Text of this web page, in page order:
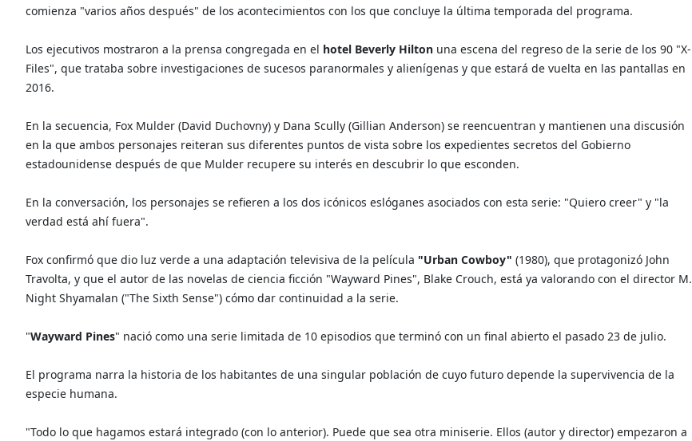
comienza "varios años después" de los acontecimientos con los que concluye la última temporada del programa.
Los ejecutivos mostraron a la prensa congregada en el hotel Beverly Hilton una escena del regreso de la serie de los 90 "X-
Files", que trataba sobre investigaciones de sucesos paranormales y alienígenas y que estará de vuelta en las pantallas en
2016.
En la secuencia, Fox Mulder (David Duchovny) y Dana Scully (Gillian Anderson) se reencuentran y mantienen una discusión
en la que ambos personajes reiteran sus diferentes puntos de vista sobre los expedientes secretos del Gobierno
estadounidense después de que Mulder recupere su interés en descubrir lo que esconden.
En la conversación, los personajes se refieren a los dos icónicos eslóganes asociados con esta serie: "Quiero creer" y "la
verdad está ahí fuera".
Fox confirmó que dio luz verde a una adaptación televisiva de la película "Urban Cowboy" (1980), que protagonizó John
Travolta, y que el autor de las novelas de ciencia ficción "Wayward Pines", Blake Crouch, está ya valorando con el director M.
Night Shyamalan ("The Sixth Sense") cómo dar continuidad a la serie.
"Wayward Pines" nació como una serie limitada de 10 episodios que terminó con un final abierto el pasado 23 de julio.
El programa narra la historia de los habitantes de una singular población de cuyo futuro depende la supervivencia de la
especie humana.
"Todo lo que hagamos estará integrado (con lo anterior). Puede que sea otra miniserie. Ellos (autor y director) empezaron a